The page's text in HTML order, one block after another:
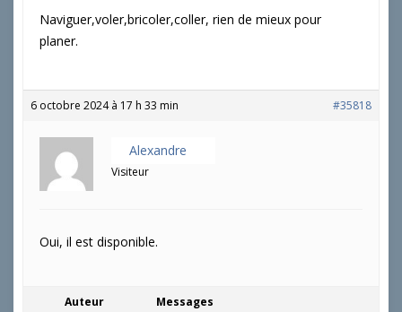
Naviguer,voler,bricoler,coller, rien de mieux pour
planer.
6 octobre 2024 à 17 h 33 min #35818
Alexandre
Visiteur
Oui, il est disponible.
Auteur Messages